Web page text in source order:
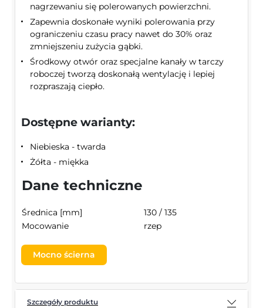
nagrzewaniu się polerowanych powierzchni.
Zapewnia doskonałe wyniki polerowania przy
ograniczeniu czasu pracy nawet do 30% oraz
zmniejszeniu zużycia gąbki.
Środkowy otwór oraz specjalne kanały w tarczy
roboczej tworzą doskonałą wentylację i lepiej
rozpraszają ciepło.
Dostępne warianty:
Niebieska - twarda
Żółta - miękka
Dane techniczne
Średnica [mm]
130 / 135
Mocowanie
rzep
Mocno ścierna
Szczegóły produktu